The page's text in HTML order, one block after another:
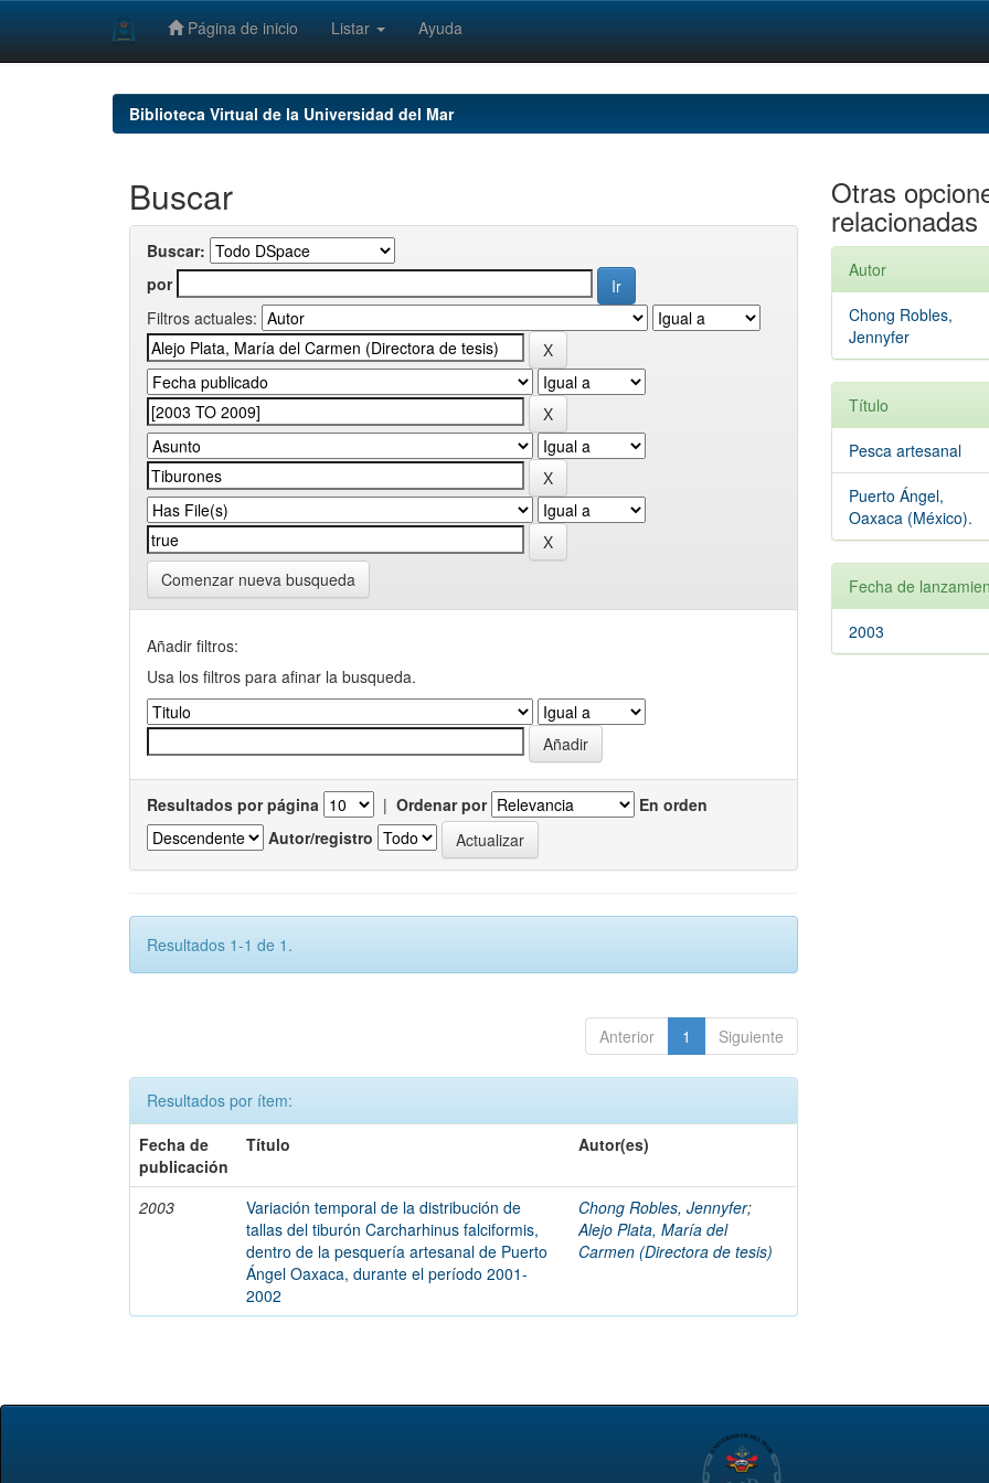
Página de inicio Listar Ayuda
Biblioteca Virtual de la Universidad del Mar
Buscar
Buscar:
por
Filtros actuales:
Comenzar nueva busqueda
Añadir filtros:
Usa los filtros para afinar la busqueda.
Resultados por página | Ordenar por
En orden
Autor/registro
Resultados 1-1 de 1.
Anterior 1 Siguiente
Resultados por ítem:
Fecha de
publicación
Título Autor(es)
2003
Variación temporal de la distribución de
tallas del tiburón Carcharhinus falciformis,
dentro de la pesquería artesanal de Puerto
Ángel Oaxaca, durante el período 2001-
2002
Chong Robles, Jennyfer;
Alejo Plata, María del
Carmen (Directora de tesis)
Otras
relacionadas
Autor
Chong Robles,
Jennyfer
Título
Pesca artesanal
Puerto Ángel,
Oaxaca (México).
Fecha de
2003